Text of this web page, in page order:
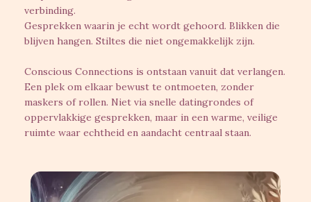
verbinding.
Gesprekken waarin je echt wordt gehoord. Blikken die
blijven hangen. Stiltes die niet ongemakkelijk zijn.
Conscious Connections is ontstaan vanuit dat verlangen.
Een plek om elkaar bewust te ontmoeten, zonder
maskers of rollen. Niet via snelle datingrondes of
oppervlakkige gesprekken, maar in een warme, veilige
ruimte waar echtheid en aandacht centraal staan.